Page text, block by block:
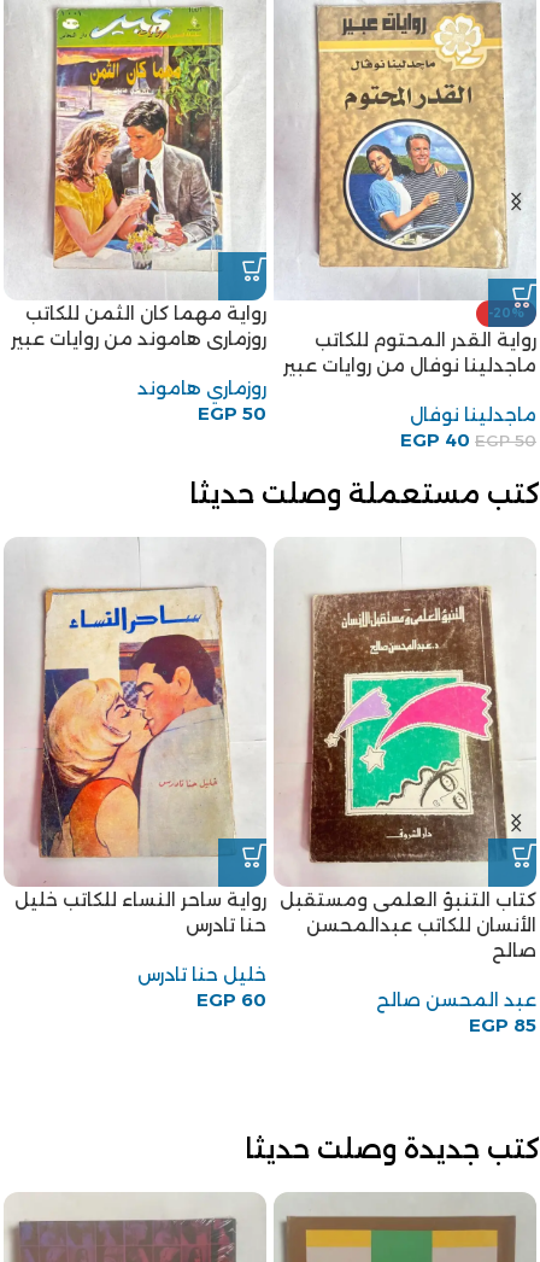
-20%
رواية القدر المحتوم للكاتب
ماجدلينا نوفال من روايات عبير
ماجدلينا نوفال
EGP50
EGP 40
رواية مهما كان الثمن للكاتب
روزمارى هاموند من روايات عبير
روزماري هاموند
EGP 50
كتب مستعملة وصلت حديثا
كتاب التنبؤ العلمى ومستقبل
الأنسان للكاتب عبدالمحسن
صالح
عبد المحسن صالح
EGP 85
رواية ساحر النساء للكاتب خليل
حنا تادرس
خليل حنا تادرس
EGP 60
كتب جديدة وصلت حديثا